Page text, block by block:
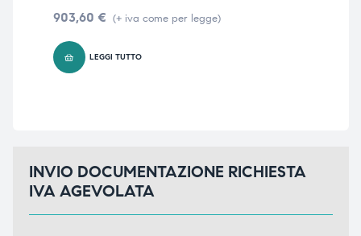
903,60 € (+ iva come per legge)
LEGGI TUTTO
INVIO DOCUMENTAZIONE RICHIESTA
IVA AGEVOLATA